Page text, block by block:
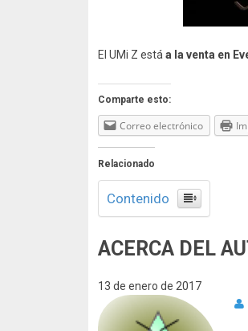
El UMi Z está a la venta en
Comparte esto:
Correo electrónico
Relacionado
Contenido
ACERCA DEL
13 de enero de 2017